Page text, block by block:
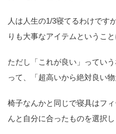
人は人生の1/3寝てるわけです
りも大事なアイテムということ
ただし「これが良い」ってい
って、「超高いから絶対良い
椅子なんかと同じで寝具はフ
んと自分に合ったものを選択し